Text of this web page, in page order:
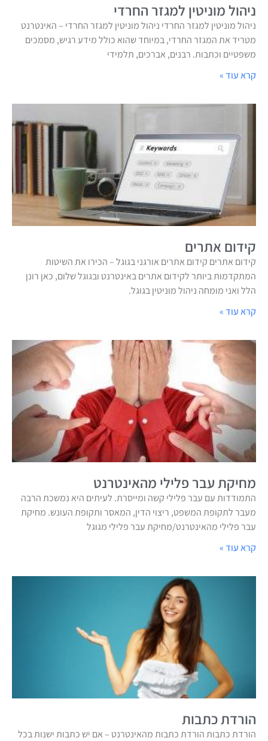
ניהול מוניטין למגזר החרדי
ניהול מוניטין למגזר החרדי ניהול מוניטין למגזר החרדי – האינטרנט
מטריד את המגזר החרדי, במיוחד שהוא כולל מידע רגיש, מסמכים
משפטיים וכתבות. רבנים, אברכים, תלמידי
קרא עוד »
קידום אתרים
קידום אתרים קידום אתרים אורגני בגוגל – הכירו את השיטות
המתקדמות ביותר לקידום אתרים באינטרנט ובגוגל שלום, כאן רונן
הלל ואני מומחה ניהול מוניטין בגוגל.
קרא עוד »
מחיקת עבר פלילי מהאינטרנט
התמודדות עם עבר פלילי קשה ומייסרת. לעיתים היא נמשכת הרבה
מעבר לתקופת המשפט, ריצוי הדין, המאסר ותקופת העונש. מחיקת
עבר פלילי מהאינטרנט/מחיקת עבר פלילי מגוגל
קרא עוד »
הורדת כתבות
הורדת כתבות הורדת כתבות מהאינטרנט – אם יש כתבות ישנות בכל